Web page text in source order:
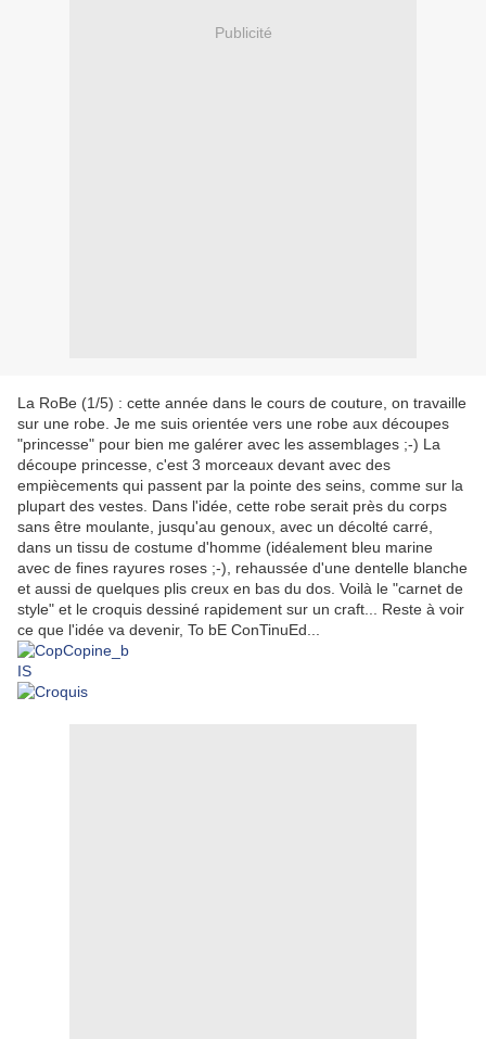
Publicité
La RoBe (1/5) : cette année dans le cours de couture, on travaille
sur une robe. Je me suis orientée vers une robe aux découpes
"princesse" pour bien me galérer avec les assemblages ;-) La
découpe princesse, c'est 3 morceaux devant avec des
empiècements qui passent par la pointe des seins, comme sur la
plupart des vestes. Dans l'idée, cette robe serait près du corps
sans être moulante, jusqu'au genoux, avec un décolté carré,
dans un tissu de costume d'homme (idéalement bleu marine
avec de fines rayures roses ;-), rehaussée d'une dentelle blanche
et aussi de quelques plis creux en bas du dos. Voilà le "carnet de
style" et le croquis dessiné rapidement sur un craft... Reste à voir
ce que l'idée va devenir, To bE ConTinuEd...